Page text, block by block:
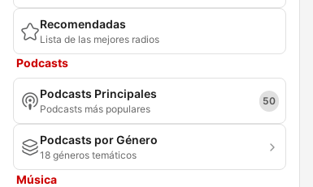
Recomendadas
Lista de las mejores radios
Podcasts
Podcasts Principales
Podcasts más populares
50
Podcasts por Género
18 géneros temáticos
Música